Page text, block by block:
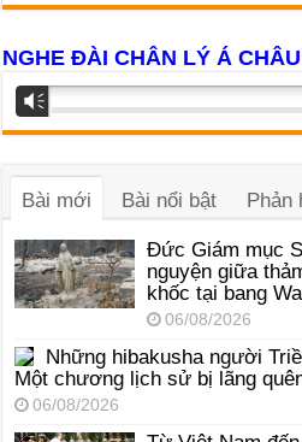
NGHE ĐÀI CHÂN LÝ Á CHÂU
Trình
phát
Vm
Bài mới Bài nổi bật Phản
Đức Giám mục
nguyện giữa
khốc tại bang
06/08/2026
Những hibakusha người
Một chương lịch sử bị lãng
06/08/2026